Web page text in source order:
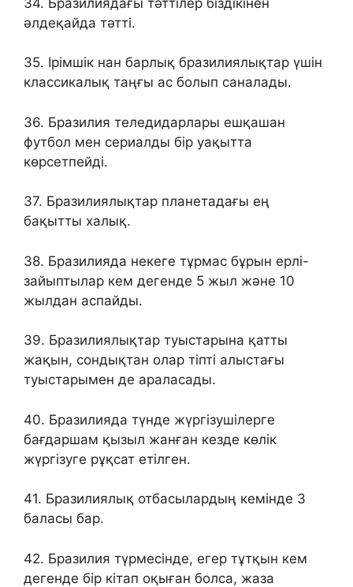
әлдеқайда тәтті.
35. Ірімшік нан барлық бразилиялықтар үшін
классикалық таңғы ас болып саналады.
36. Бразилия теледидарлары ешқашан
футбол мен сериалды бір уақытта
көрсетпейді.
37. Бразилиялықтар планетадағы ең
бақытты халық.
38. Бразилияда некеге тұрмас бұрын ерлі-
зайыптылар кем дегенде 5 жыл және 10
жылдан аспайды.
39. Бразилиялықтар туыстарына қатты
жақын, сондықтан олар тіпті алыстағы
туыстарымен де араласады.
40. Бразилияда түнде жүргізушілерге
бағдаршам қызыл жанған кезде көлік
жүргізуге рұқсат етілген.
41. Бразилиялық отбасылардың кемінде 3
баласы бар.
42. Бразилия түрмесінде, егер тұтқын кем
дегенде бір кітап оқыған болса, жаза